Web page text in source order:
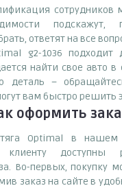
сотрудников
подскажут,
ответят на все
g2-1036 подходит
найти свое авто
деталь –
вам быстро решить
оформить
тяга Optimal в
клиенту доступны
Во-первых, покупку
заказ на сайте в